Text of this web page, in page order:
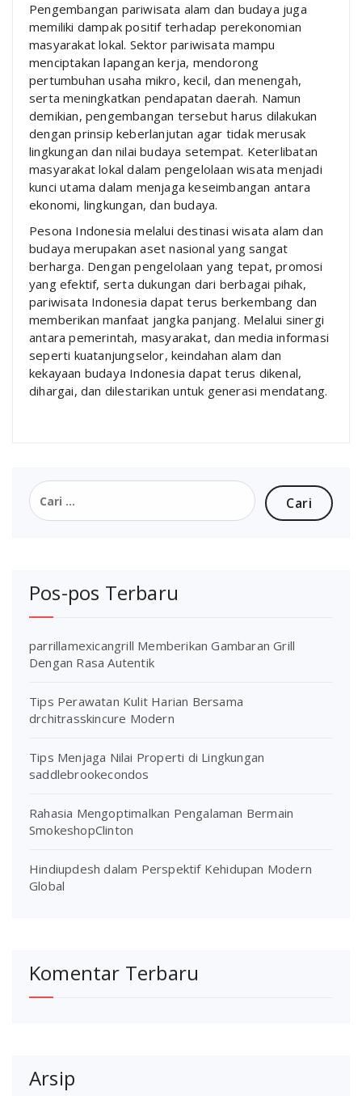
Pengembangan pariwisata alam dan budaya juga
memiliki dampak positif terhadap perekonomian
masyarakat lokal. Sektor pariwisata mampu
menciptakan lapangan kerja, mendorong
pertumbuhan usaha mikro, kecil, dan menengah,
serta meningkatkan pendapatan daerah. Namun
demikian, pengembangan tersebut harus dilakukan
dengan prinsip keberlanjutan agar tidak merusak
lingkungan dan nilai budaya setempat. Keterlibatan
masyarakat lokal dalam pengelolaan wisata menjadi
kunci utama dalam menjaga keseimbangan antara
ekonomi, lingkungan, dan budaya.
Pesona Indonesia melalui destinasi wisata alam dan
budaya merupakan aset nasional yang sangat
berharga. Dengan pengelolaan yang tepat, promosi
yang efektif, serta dukungan dari berbagai pihak,
pariwisata Indonesia dapat terus berkembang dan
memberikan manfaat jangka panjang. Melalui sinergi
antara pemerintah, masyarakat, dan media informasi
seperti kuatanjungselor, keindahan alam dan
kekayaan budaya Indonesia dapat terus dikenal,
dihargai, dan dilestarikan untuk generasi mendatang.
Cari
untuk:
Pos-pos Terbaru
parrillamexicangrill Memberikan Gambaran Grill
Dengan Rasa Autentik
Tips Perawatan Kulit Harian Bersama
drchitrasskincure Modern
Tips Menjaga Nilai Properti di Lingkungan
saddlebrookecondos
Rahasia Mengoptimalkan Pengalaman Bermain
SmokeshopClinton
Hindiupdesh dalam Perspektif Kehidupan Modern
Global
Komentar Terbaru
Arsip